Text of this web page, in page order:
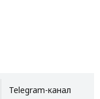
Telegram-канал